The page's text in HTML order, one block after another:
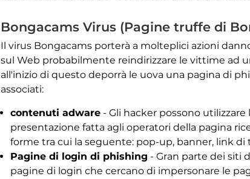
Bongacams Virus (Pagine truffe di
Il virus Bongacams porterà a molteplici azioni
sul Web probabilmente reindirizzare le vittime ad
all'inizio di questo deporrà le uova una pagina di
associati:
contenuti adware - Gli hacker possono
presentazione fatta agli operatori della pagina
forme tra cui la seguente: pop-up, banner, link di
Pagine di login di phishing - Gran parte dei siti
pagine di login che cercano di impersonare le